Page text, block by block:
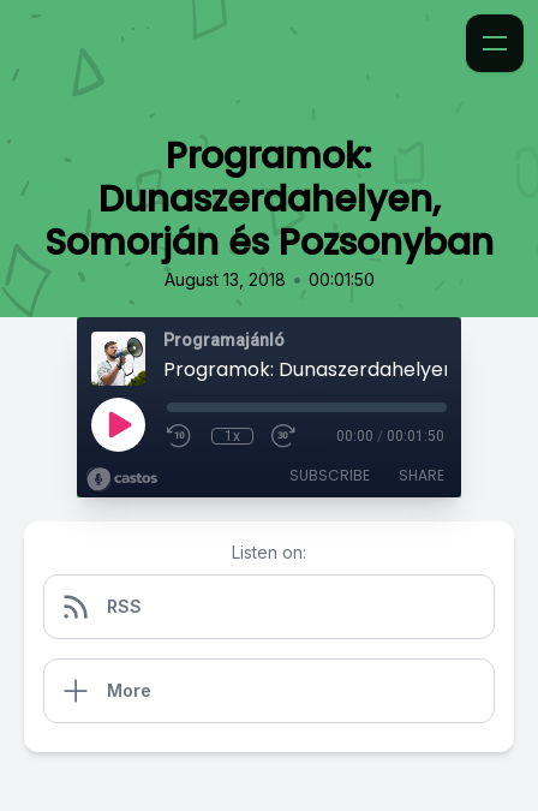
Programok:
Dunaszerdahelyen,
Somorján és Pozsonyban
August 13, 2018 • 00:01:50
Programajánló
1x 00:00 / 00:01:50
SUBSCRIBE SHARE
Listen on:
RSS
More